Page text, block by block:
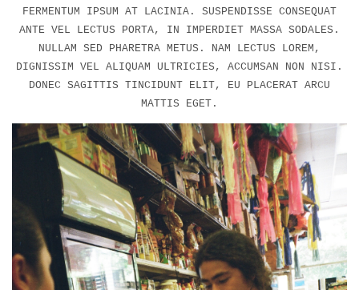
FERMENTUM IPSUM AT LACINIA. SUSPENDISSE CONSEQUAT
ANTE VEL LECTUS PORTA, IN IMPERDIET MASSA SODALES.
NULLAM SED PHARETRA METUS. NAM LECTUS LOREM,
DIGNISSIM VEL ALIQUAM ULTRICIES, ACCUMSAN NON NISI.
DONEC SAGITTIS TINCIDUNT ELIT, EU PLACERAT ARCU
MATTIS EGET.